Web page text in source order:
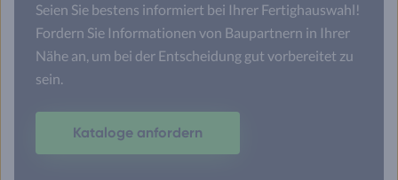
Seien Sie bestens informiert bei Ihrer Fertighauswahl!
Fordern Sie Informationen von Baupartnern in Ihrer
Nähe an, um bei der Entscheidung gut vorbereitet zu
sein.
Kataloge anfordern